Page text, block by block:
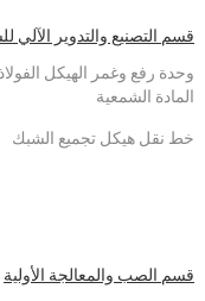
قسم التصنيع والتدوير الآلي
وحدة رفع وغمر الهيكل
المادة الشمعية
خط نقل هيكل تجميع الشبك
قسم الصب والمعالجة الأولية